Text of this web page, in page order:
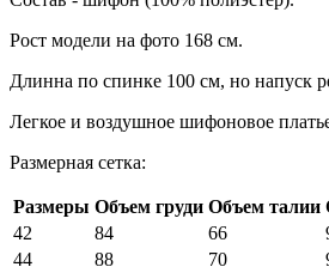
Рост модели на фото 168 см.
Длинна по спинке 100 см, но напуск
Легкое и воздушное шифоновое
Размерная сетка:
Размеры Объем груди Объем талии
42
84 66
44
88 70